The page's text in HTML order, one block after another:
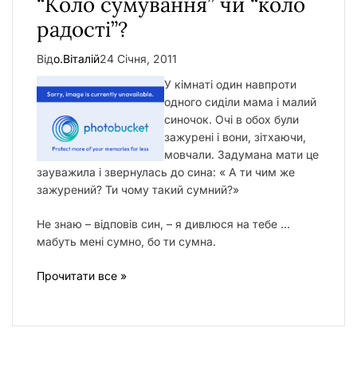
радості”?
Відо.Віталій24 Січня, 2011
У кімнаті один навпроти
одного сиділи мама і малий
синочок. Очі в обох були
зажурені і вони, зітхаючи,
мовчали. Задумана мати це
зауважила і звернулась до сина: « А ти чим же
зажурений? Ти чому такий сумний?»
Не знаю – відповів син, – я дивлюся на тебе …
мабуть мені сумно, бо ти сумна.
Прочитати все »